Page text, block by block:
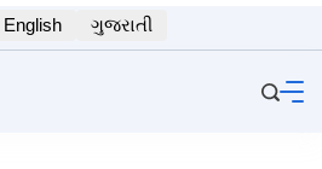
English ગુજરાતી